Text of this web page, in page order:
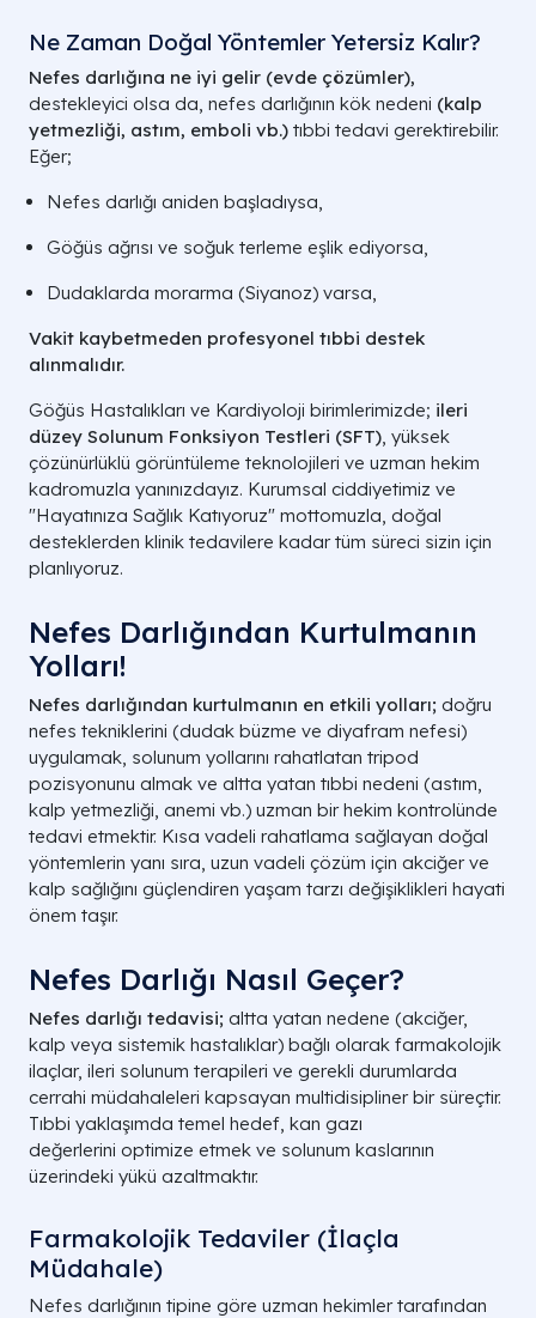
Ne Zaman Doğal Yöntemler Yetersiz Kalır?
Nefes darlığına ne iyi gelir (evde çözümler),
destekleyici olsa da, nefes darlığının kök nedeni (kalp
yetmezliği, astım, emboli vb.) tıbbi tedavi gerektirebilir.
Eğer;
Nefes darlığı aniden başladıysa,
Göğüs ağrısı ve soğuk terleme eşlik ediyorsa,
Dudaklarda morarma (Siyanoz) varsa,
Vakit kaybetmeden profesyonel tıbbi destek
alınmalıdır.
Göğüs Hastalıkları ve Kardiyoloji birimlerimizde; ileri
düzey Solunum Fonksiyon Testleri (SFT), yüksek
çözünürlüklü görüntüleme teknolojileri ve uzman hekim
kadromuzla yanınızdayız. Kurumsal ciddiyetimiz ve
"Hayatınıza Sağlık Katıyoruz" mottomuzla, doğal
desteklerden klinik tedavilere kadar tüm süreci sizin için
planlıyoruz.
Nefes Darlığından Kurtulmanın
Yolları!
Nefes darlığından kurtulmanın en etkili yolları; doğru
nefes tekniklerini (dudak büzme ve diyafram nefesi)
uygulamak, solunum yollarını rahatlatan tripod
pozisyonunu almak ve altta yatan tıbbi nedeni (astım,
kalp yetmezliği, anemi vb.) uzman bir hekim kontrolünde
tedavi etmektir. Kısa vadeli rahatlama sağlayan doğal
yöntemlerin yanı sıra, uzun vadeli çözüm için akciğer ve
kalp sağlığını güçlendiren yaşam tarzı değişiklikleri hayati
önem taşır.
Nefes Darlığı Nasıl Geçer?
Nefes darlığı tedavisi; altta yatan nedene (akciğer,
kalp veya sistemik hastalıklar) bağlı olarak farmakolojik
ilaçlar, ileri solunum terapileri ve gerekli durumlarda
cerrahi müdahaleleri kapsayan multidisipliner bir süreçtir.
Tıbbi yaklaşımda temel hedef, kan gazı
değerlerini optimize etmek ve solunum kaslarının
üzerindeki yükü azaltmaktır.
Farmakolojik Tedaviler (İlaçla
Müdahale)
Nefes darlığının tipine göre uzman hekimler tarafından